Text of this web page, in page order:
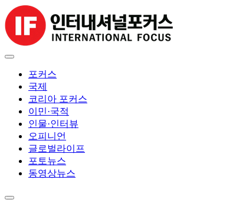
포커스
국제
코리아 포커스
이민·국적
인물·인터뷰
오피니언
글로벌라이프
포토뉴스
동영상뉴스